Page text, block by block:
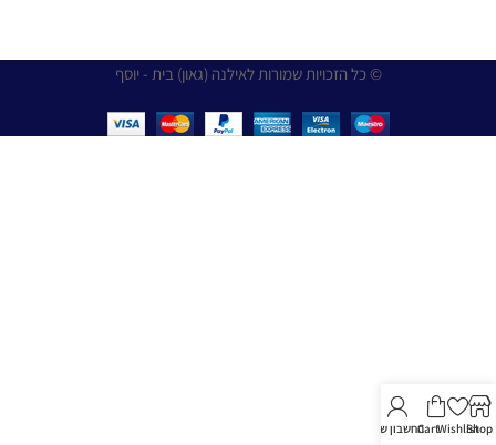
© כל הזכויות שמורות לאילנה (גאון) בית - יוסף
Shop
Wishlist
Cartהחשבון שלי